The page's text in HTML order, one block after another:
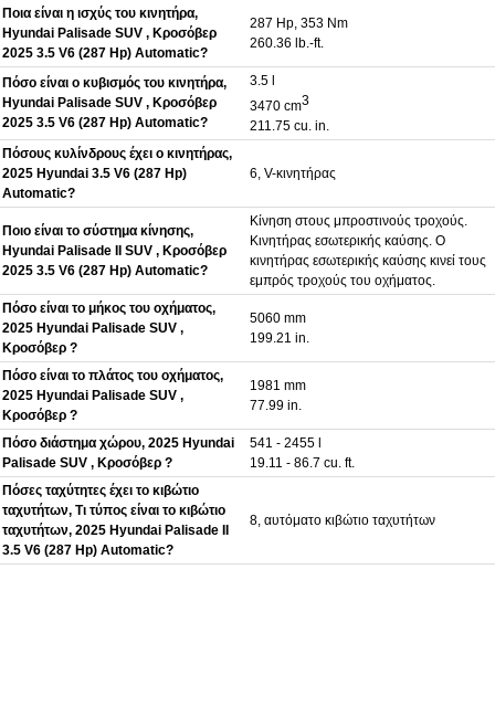
Ποια είναι η ισχύς του κινητήρα,
Hyundai Palisade SUV , Κροσόβερ
2025 3.5 V6 (287 Hp) Automatic?
287 Hp, 353 Nm
260.36 lb.-ft.
Πόσο είναι ο κυβισμός του κινητήρα,
Hyundai Palisade SUV , Κροσόβερ
2025 3.5 V6 (287 Hp) Automatic?
3.5 l
3470 cm3
211.75 cu. in.
Πόσους κυλίνδρους έχει ο κινητήρας,
2025 Hyundai 3.5 V6 (287 Hp)
Automatic?
6, V-κινητήρας
Ποιο είναι το σύστημα κίνησης,
Hyundai Palisade II SUV , Κροσόβερ
2025 3.5 V6 (287 Hp) Automatic?
Κίνηση στους μπροστινούς τροχούς.
Κινητήρας εσωτερικής καύσης. Ο
κινητήρας εσωτερικής καύσης κινεί τους
εμπρός τροχούς του οχήματος.
Πόσο είναι το μήκος του οχήματος,
2025 Hyundai Palisade SUV ,
Κροσόβερ ?
5060 mm
199.21 in.
Πόσο είναι το πλάτος του οχήματος,
2025 Hyundai Palisade SUV ,
Κροσόβερ ?
1981 mm
77.99 in.
Πόσο διάστημα χώρου, 2025 Hyundai
Palisade SUV , Κροσόβερ ?
541 - 2455 l
19.11 - 86.7 cu. ft.
Πόσες ταχύτητες έχει το κιβώτιο
ταχυτήτων, Τι τύπος είναι το κιβώτιο
ταχυτήτων, 2025 Hyundai Palisade II
3.5 V6 (287 Hp) Automatic?
8, αυτόματο κιβώτιο ταχυτήτων